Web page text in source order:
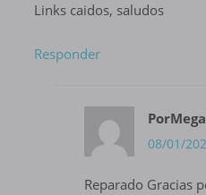
Links caidos, saludos
Responder
PorMega
08/01/
Reparado Gracias